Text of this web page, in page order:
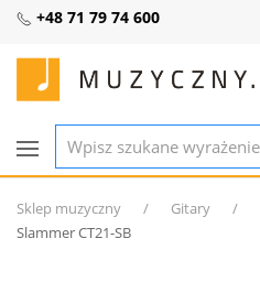
+48 71 79 74 600
Sklep muzyczny Gitary
Slammer CT21-SB